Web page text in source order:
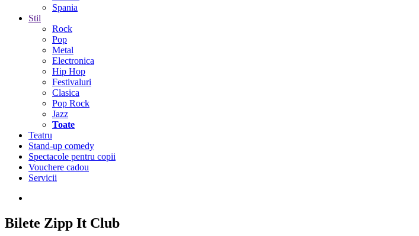
Spania
Stil
Rock
Pop
Metal
Electronica
Hip Hop
Festivaluri
Clasica
Pop Rock
Jazz
Toate
Teatru
Stand-up comedy
Spectacole pentru copii
Vouchere cadou
Servicii
Bilete Zipp It Club